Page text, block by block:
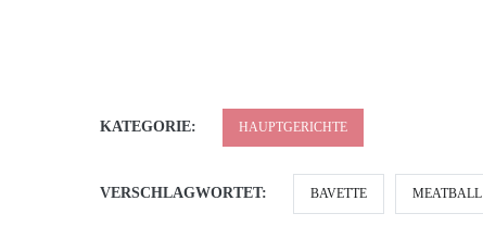
KATEGORIE: HAUPTGERICHTE
VERSCHLAGWORTET: BAVETTE MEATBALL